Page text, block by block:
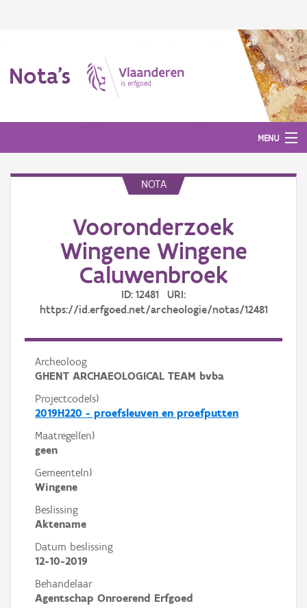
Nota's
MENU
NOTA
Vooronderzoek
Wingene Wingene
Caluwenbroek
ID: 12481 URI:
https://id.erfgoed.net/archeologie/notas/12481
Archeoloog
GHENT ARCHAEOLOGICAL TEAM bvba
Projectcode(s)
2019H220 - proefsleuven en proefputten
Maatregel(en)
geen
Gemeente(n)
Wingene
Beslissing
Aktename
Datum beslissing
12-10-2019
Behandelaar
Agentschap Onroerend Erfgoed